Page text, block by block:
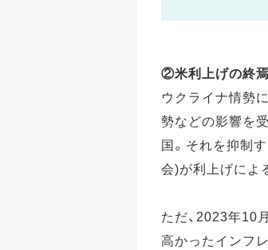
②米利上げの終焉
ウクライナ情勢
勢などの影響を
国。それを抑制
会)が利上げによ
ただ、2023年10
高かったインフ